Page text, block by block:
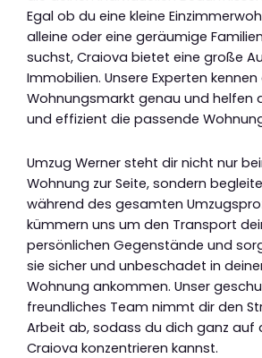
Egal ob du eine kleine
alleine oder eine geräumige
suchst, Craiova bietet eine große
Immobilien. Unsere Experten
Wohnungsmarkt genau und helfen
und effizient die passende
Umzug Werner steht dir nicht nur
Wohnung zur Seite, sondern
während des gesamten
kümmern uns um den Transport
persönlichen Gegenstände und
sie sicher und unbeschadet in
Wohnung ankommen. Unser
freundliches Team nimmt dir den
Arbeit ab, sodass du dich ganz auf
Craiova konzentrieren kannst.